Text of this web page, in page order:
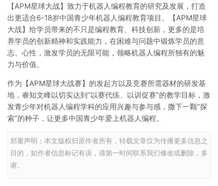
【APM星球大战】致力于机器人编程教育的研究及发展，打造
出更适合6-18岁中国青少年机器人编程教育项目。【APM星球
大战】给学员带来的不只是编程教育、科技创新，更多的是培
养学员的创新精神和实践能力，在困难与问题中锻炼学员的意
志、心性，激发学员的无限可能，领略机器人编程所独有的魅
力与价值。
作为【APM星球大战赛】的发起方以及竞赛所需器材的研发基
地，睿知文峰以切实达到“以赛代练、以训促赛”的教学目标，激
发青少年对机器人编程学科的应用兴趣与参与感，撒下一颗“探
索”的种子，让更多中国青少年爱上机器人编程。
郑重声明：本文版权归原作者所有，转载文章仅为传播更多信息之
目的，如作者信息标记有误，请第一时间联系我们修改或删除，多
谢。